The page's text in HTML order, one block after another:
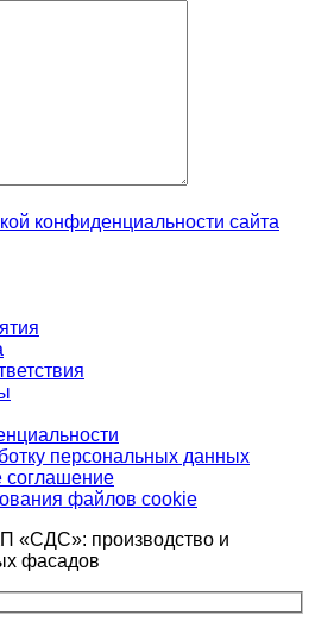
конфиденциальности сайта
персональных данных
соглашение
файлов cookie
«СДС»: производство и
фасадов